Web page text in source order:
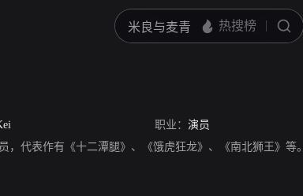
职业： 演员
，代表作有《十二潭腿》、《饿虎狂龙》、《南北狮王》等。